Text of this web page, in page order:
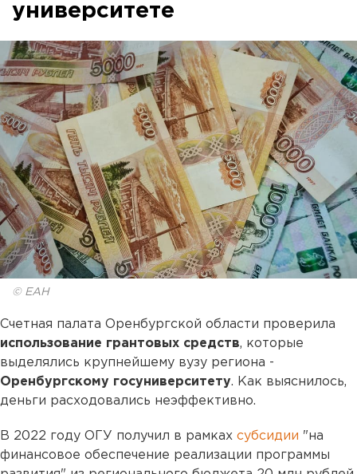
университете
© ЕАН
Счетная палата Оренбургской области проверила
использование грантовых средств, которые
выделялись крупнейшему вузу региона -
Оренбургскому госуниверситету. Как выяснилось,
деньги расходовались неэффективно.
В 2022 году ОГУ получил в рамках субсидии "на
финансовое обеспечение реализации программы